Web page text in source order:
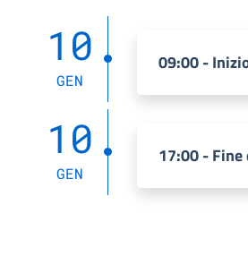
10
GEN
09:00 -
10
GEN
17:00 - Fine